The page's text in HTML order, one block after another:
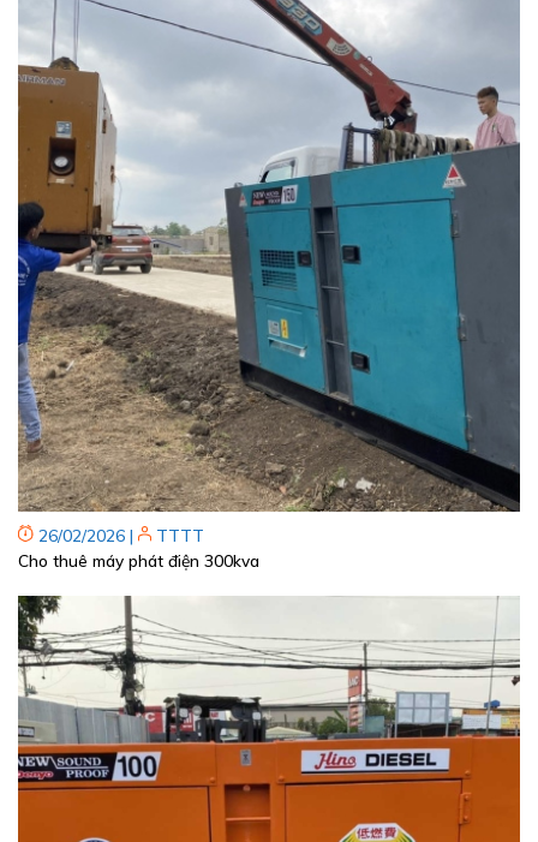
26/02/2026 |
TTTT
Cho thuê máy phát điện 300kva